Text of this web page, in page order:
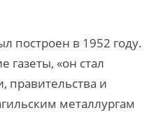
построен в 1952 году.
газеты, «он стал
и
металлургам